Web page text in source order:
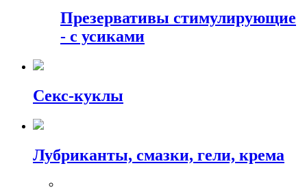
Презервативы стимулирующие
- с усиками
Секс-куклы
Лубриканты, смазки, гели, крема